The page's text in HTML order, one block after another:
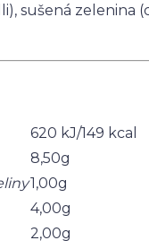
sušená zelenina
620 kJ/149 kcal
8,50g
1,00g
4,00g
2,00g